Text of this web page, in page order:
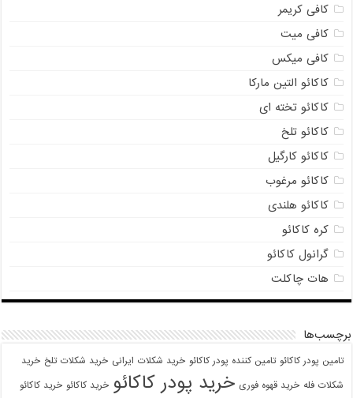
کافی کریمر
کافی میت
کافی میکس
کاکائو التین مارکا
کاکائو تخته ای
کاکائو تلخ
کاکائو کارگیل
کاکائو مرغوب
کاکائو هلندی
کره کاکائو
گرانول کاکائو
هات چاکلت
برچسب‌ها
تامین پودر کاکائو تامین کننده پودر کاکائو خرید شکلات ایرانی خرید شکلات تلخ خرید
شکلات فله خرید قهوه فوری خرید پودر کاکائو خرید کاکائو خرید کاکائو